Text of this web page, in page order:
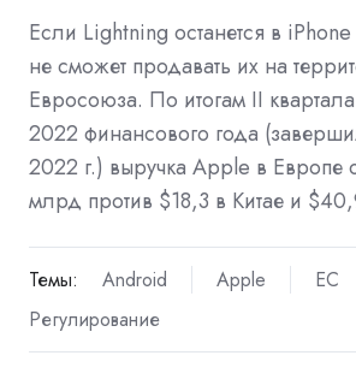
Если Lightning останется в
не сможет продавать их на
Евросоюза. По итогам II квартала
2022 финансового года
2022 г.) выручка Apple в Европе
млрд против $18,3 в Китае и
Темы: Android Apple ЕС
Регулирование